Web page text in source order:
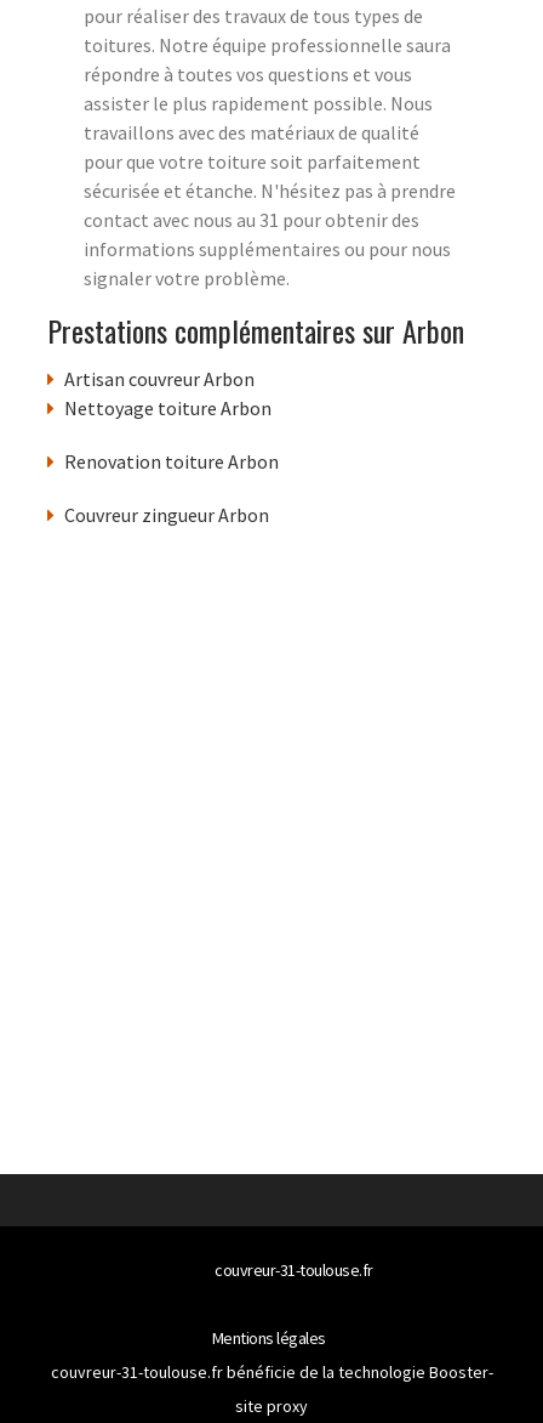
pour réaliser des travaux de tous types de
toitures. Notre équipe professionnelle saura
répondre à toutes vos questions et vous
assister le plus rapidement possible. Nous
travaillons avec des matériaux de qualité
pour que votre toiture soit parfaitement
sécurisée et étanche. N'hésitez pas à prendre
contact avec nous au 31 pour obtenir des
informations supplémentaires ou pour nous
signaler votre problème.
Prestations complémentaires sur Arbon
Artisan couvreur Arbon
Nettoyage toiture Arbon
Renovation toiture Arbon
Couvreur zingueur Arbon
couvreur-31-toulouse.fr
Mentions légales
couvreur-31-toulouse.fr bénéficie de la technologie Booster-
site proxy